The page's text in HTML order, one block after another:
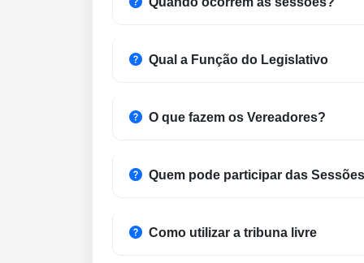
Qual a Função do Legislativo
O que fazem os Vereadores?
Quem pode participar das
Como utilizar a tribuna livre